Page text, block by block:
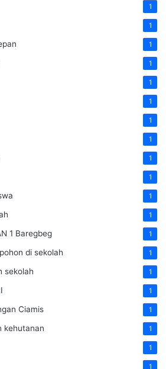
1
1
1
1
1
1
1
1
1
1
1
1
1 Baregbeg 1
di sekolah 1
sekolah 1
1
Ciamis 1
kehutanan 1
1
1